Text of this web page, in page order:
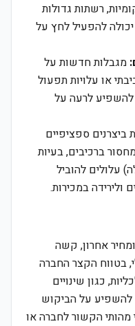
רשתות גדולות
יכולה להפעיל לחץ על
מגבלות חדשות על
או עלויות תפעול
להשפיע לרעה על
ביצרנים ספציפיים
ברכיבים, בעיות
עלולים להוביל
במכירות.
אחרון, קשה
בטווח הקצר החברה
כגון שינויים
להשפיע על הביקוש
מהותי הקשור לחברה או